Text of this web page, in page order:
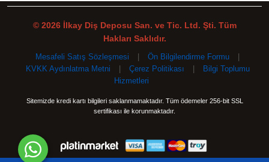
© 2026 İlkay Diş Deposu San. ve Tic. Ltd. Şti. Tüm
Hakları Saklıdır.
Mesafeli Satış Sözleşmesi Ön Bilgilendirme Formu
KVKK Aydınlatma Metni
Çerez Politikası
Bilgi Toplumu
Hizmetleri
Sitemizde kredi kartı bilgileri saklanmamaktadır. Tüm ödemeler 256-bit SSL
sertifikası ile korunmaktadır.